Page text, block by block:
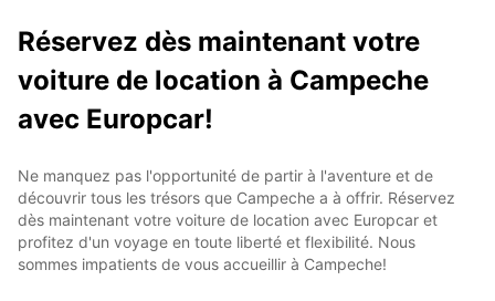
Réservez dès maintenant votre
voiture de location à Campeche
avec Europcar!
Ne manquez pas l'opportunité de partir à l'aventure et de
découvrir tous les trésors que Campeche a à offrir. Réservez
dès maintenant votre voiture de location avec Europcar et
profitez d'un voyage en toute liberté et flexibilité. Nous
sommes impatients de vous accueillir à Campeche!